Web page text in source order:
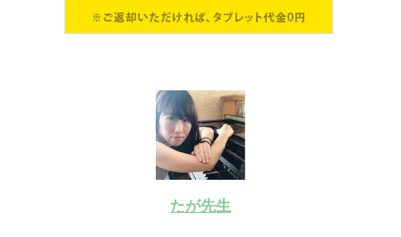
たが先生